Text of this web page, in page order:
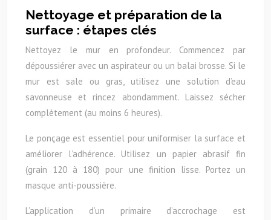
Nettoyage et préparation de la
surface : étapes clés
Nettoyez le mur en profondeur. Commencez par
dépoussiérer avec un aspirateur ou un balai brosse. Si le
mur est sale ou gras, utilisez une solution d’eau
savonneuse et rincez abondamment. Laissez sécher
complètement (au moins 6 heures).
Le ponçage est essentiel pour uniformiser la surface et
améliorer l’adhérence. Utilisez un papier abrasif fin
(grain 120 à 180) pour une finition lisse. Portez un
masque anti-poussière.
L’application d’un primaire d’accrochage est